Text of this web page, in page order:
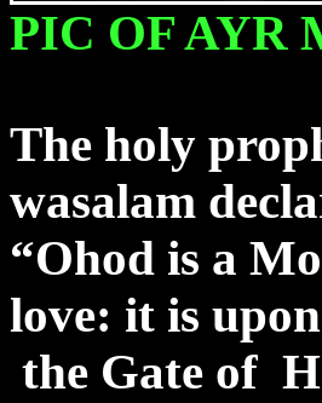
PIC OF AYR
The holy
wasalam
“Ohod is a
love: it is upon
the Gate of